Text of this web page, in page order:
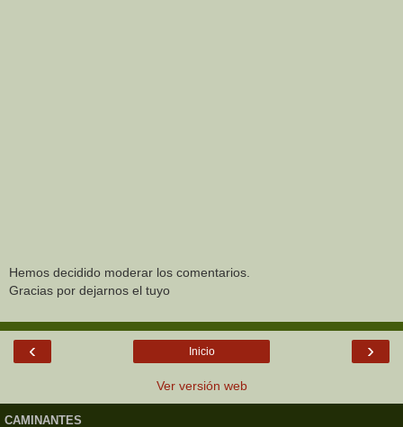
Hemos decidido moderar los comentarios.
Gracias por dejarnos el tuyo
‹ ›
Inicio
Ver versión web
CAMINANTES